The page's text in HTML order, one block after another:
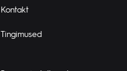
Kontakt
Tingimused